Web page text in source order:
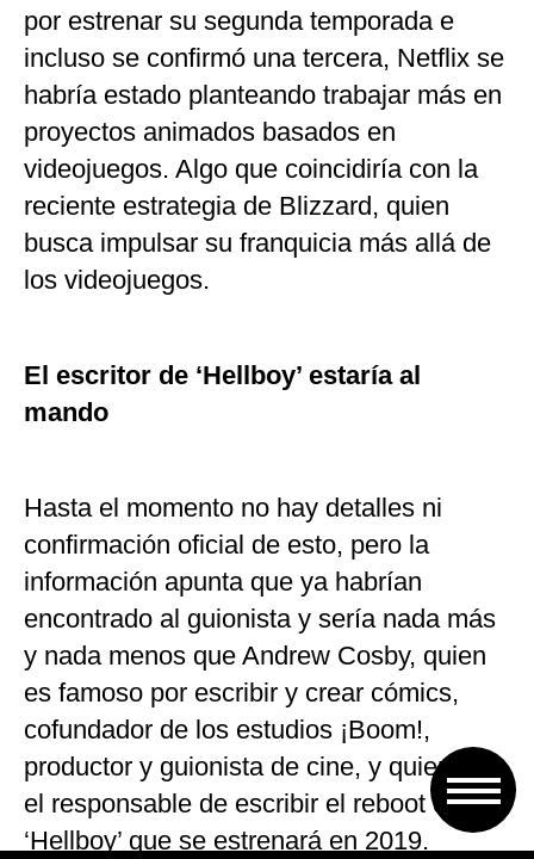
por estrenar su segunda temporada e
incluso se confirmó una tercera, Netflix se
habría estado planteando trabajar más en
proyectos animados basados en
videojuegos. Algo que coincidiría con la
reciente estrategia de Blizzard, quien
busca impulsar su franquicia más allá de
los videojuegos.
El escritor de ‘Hellboy’ estaría al
mando
Hasta el momento no hay detalles ni
confirmación oficial de esto, pero la
información apunta que ya habrían
encontrado al guionista y sería nada más
y nada menos que Andrew Cosby, quien
es famoso por escribir y crear cómics,
cofundador de los estudios ¡Boom!,
productor y guionista de cine, y quien fue
el responsable de escribir el reboot de
‘Hellboy’ que se estrenará en 2019.